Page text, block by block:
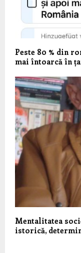
Peste 80 % din
mai întoarcă în
Mentalitatea
istorică,